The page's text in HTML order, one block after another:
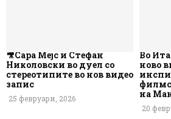
🎥Сара Мејс и Стефан
Николовски во дуел со
стереотипите во нов видео
запис
25 февруари, 2026
Во
ново
на
20